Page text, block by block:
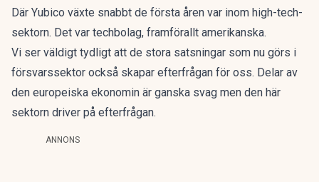
Där Yubico växte snabbt de första åren var inom high-tech-
sektorn. Det var techbolag, framförallt amerikanska.
Vi ser väldigt tydligt att de stora satsningar som nu görs i
försvarssektor också skapar efterfrågan för oss. Delar av
den europeiska ekonomin är ganska svag men den här
sektorn driver på efterfrågan.
ANNONS